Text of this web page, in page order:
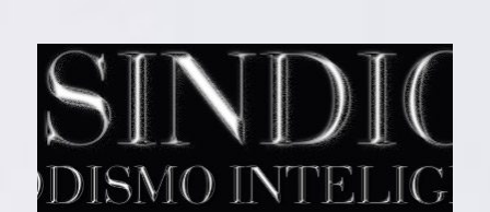
EL SINDICAL
Periodismo Inteligente